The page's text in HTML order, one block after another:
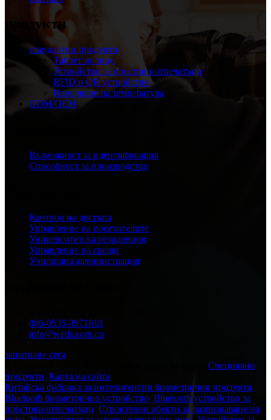
продукти
стандартни продукти
Таблет за лице
Устройство за пръстови отпечатъци
RFID и QR устройство
Измерване на температура
ODM/OEM
Възможност за идентификация
Способност за производство
Контрол на достъпа
Управление на посетителите
Университетска резиденция
Управление на срещи
Училищна администрация
086-0535-3971818
info@weds.com.cn
запитване сега
Специални
продукти Карта на сайта
Китайска фабрика за интелигентни биометрични продукти
Bluetooth биометрично устройство Bluetooth устройство за
пръстови отпечатъци Строителни обекти за разпознаване на